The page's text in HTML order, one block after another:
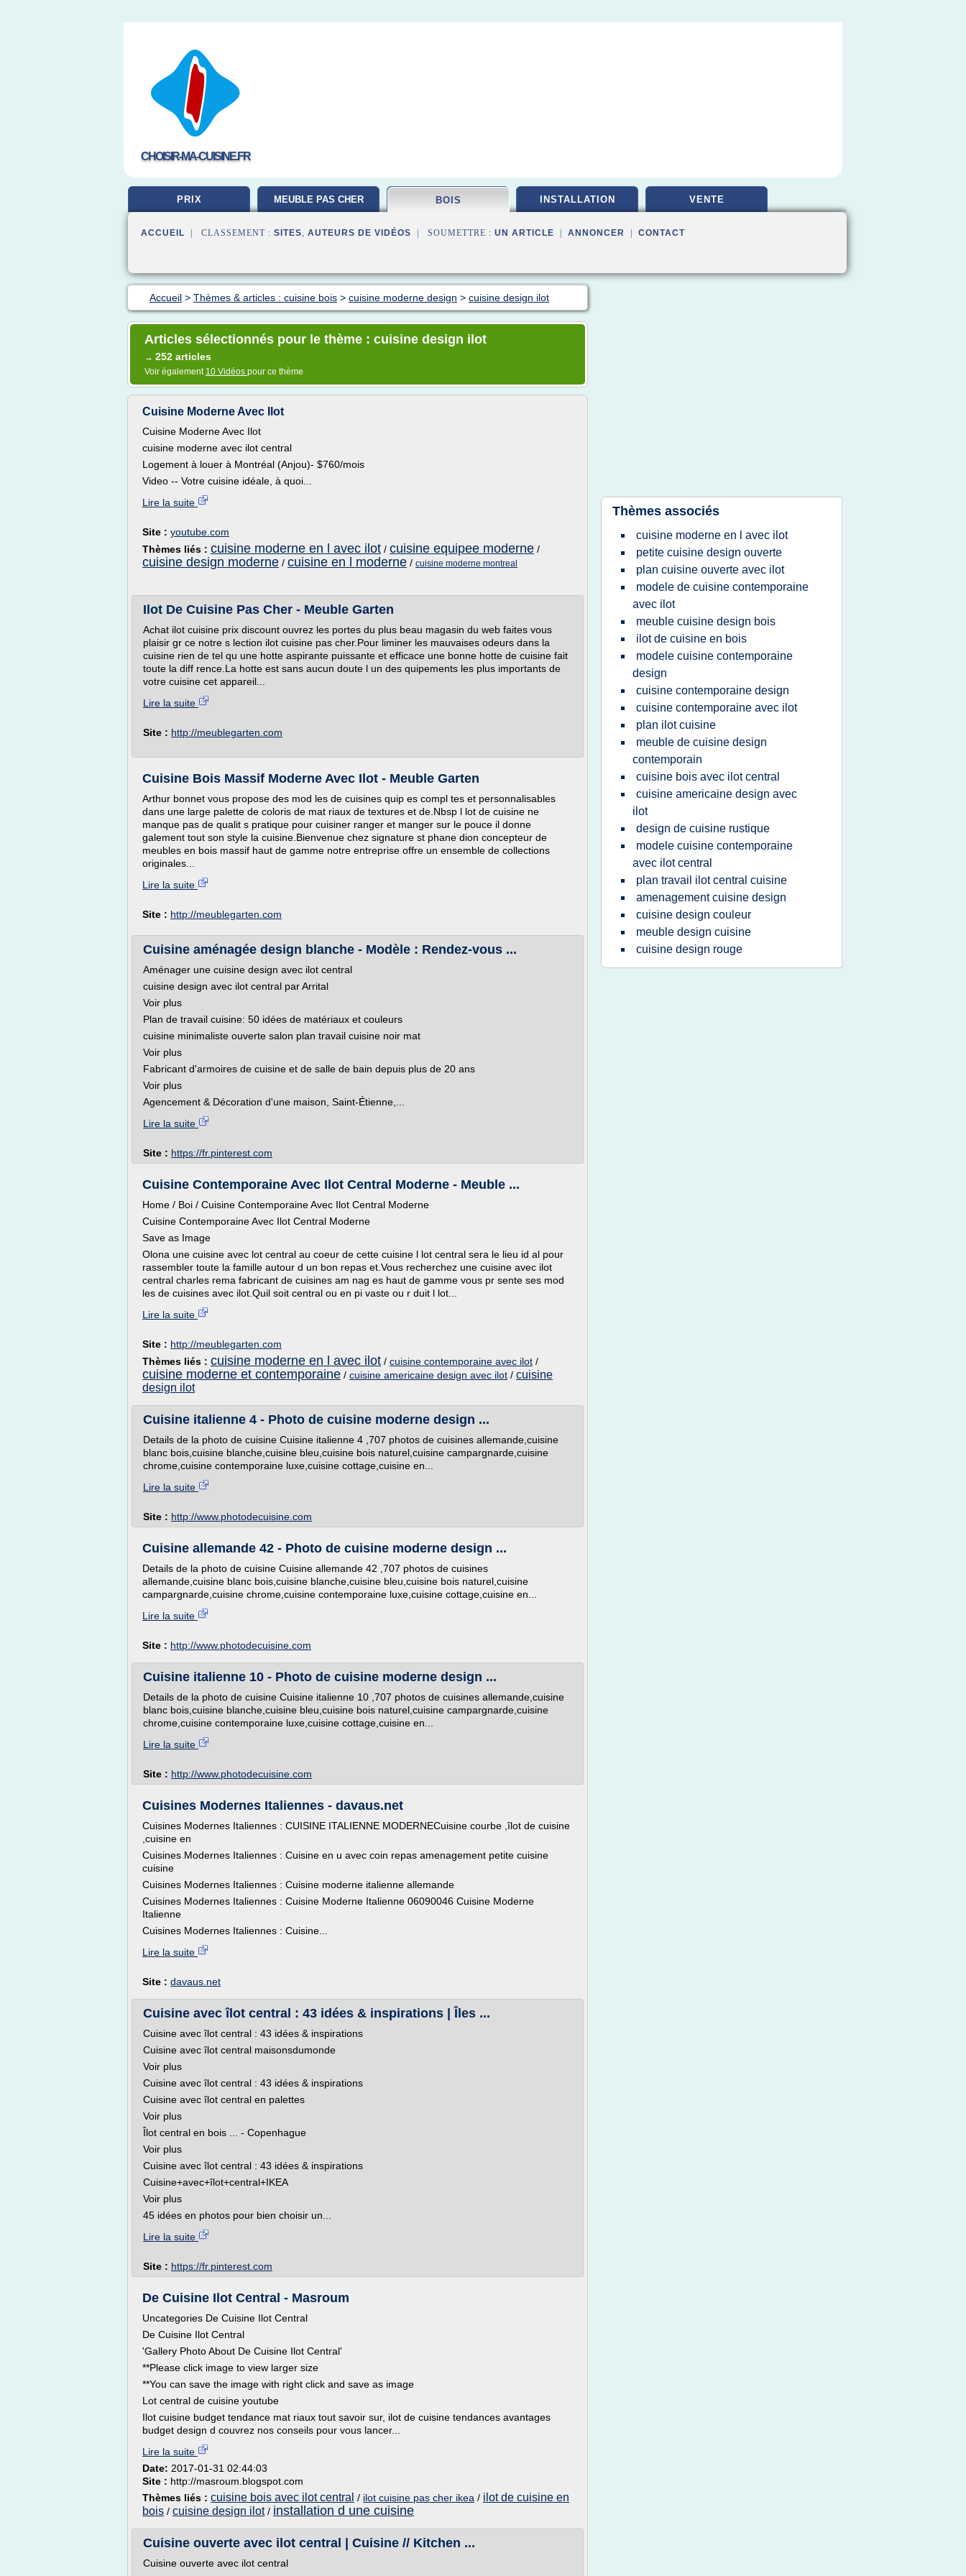
CHOISIR-MA-CUISINE.FR
PRIX MEUBLE PAS CHER BOIS INSTALLATION VENTE
ACCUEIL | CLASSEMENT : SITES, AUTEURS DE VIDÉOS | SOUMETTRE : UN ARTICLE ANNONCER CONTACT
Accueil > Thèmes & articles : cuisine bois > cuisine moderne design > cuisine design ilot
Articles sélectionnés pour le thème : cuisine design ilot
→ 252 articles
Voir également 10 Vidéos pour ce thème
Cuisine Moderne Avec Ilot
Cuisine Moderne Avec Ilot
cuisine moderne avec ilot central
Logement à louer à Montréal (Anjou)- $760/mois
Video -- Votre cuisine idéale, à quoi...
Lire la suite
Site : youtube.com
Thèmes liés : cuisine moderne en l avec ilot / cuisine equipee moderne /
cuisine design moderne / cuisine en l moderne / cuisine moderne montreal
Ilot De Cuisine Pas Cher - Meuble Garten
Achat ilot cuisine prix discount ouvrez les portes du plus beau magasin du web faites vous
plaisir gr ce notre s lection ilot cuisine pas cher.Pour liminer les mauvaises odeurs dans la
cuisine rien de tel qu une hotte aspirante puissante et efficace une bonne hotte de cuisine fait
toute la diff rence.La hotte est sans aucun doute l un des quipements les plus importants de
votre cuisine cet appareil...
Lire la suite
Site : http://meublegarten.com
Cuisine Bois Massif Moderne Avec Ilot - Meuble Garten
Arthur bonnet vous propose des mod les de cuisines quip es compl tes et personnalisables
dans une large palette de coloris de mat riaux de textures et de.Nbsp l lot de cuisine ne
manque pas de qualit s pratique pour cuisiner ranger et manger sur le pouce il donne
galement tout son style la cuisine.Bienvenue chez signature st phane dion concepteur de
meubles en bois massif haut de gamme notre entreprise offre un ensemble de collections
originales...
Lire la suite
Site : http://meublegarten.com
Cuisine aménagée design blanche - Modèle : Rendez-vous ...
Aménager une cuisine design avec ilot central
cuisine design avec ilot central par Arrital
Voir plus
Plan de travail cuisine: 50 idées de matériaux et couleurs
cuisine minimaliste ouverte salon plan travail cuisine noir mat
Voir plus
Fabricant d'armoires de cuisine et de salle de bain depuis plus de 20 ans
Voir plus
Agencement & Décoration d'une maison, Saint-Étienne,...
Lire la suite
Site : https://fr.pinterest.com
Cuisine Contemporaine Avec Ilot Central Moderne - Meuble ...
Home / Boi / Cuisine Contemporaine Avec Ilot Central Moderne
Cuisine Contemporaine Avec Ilot Central Moderne
Save as Image
Olona une cuisine avec lot central au coeur de cette cuisine l lot central sera le lieu id al pour
rassembler toute la famille autour d un bon repas et.Vous recherchez une cuisine avec ilot
central charles rema fabricant de cuisines am nag es haut de gamme vous pr sente ses mod
les de cuisines avec ilot.Quil soit central ou en pi vaste ou r duit l lot...
Lire la suite
Site : http://meublegarten.com
Thèmes liés : cuisine moderne en l avec ilot / cuisine contemporaine avec ilot /
cuisine moderne et contemporaine / cuisine americaine design avec ilot / cuisine
design ilot
Cuisine italienne 4 - Photo de cuisine moderne design ...
Details de la photo de cuisine Cuisine italienne 4 ,707 photos de cuisines allemande,cuisine
blanc bois,cuisine blanche,cuisine bleu,cuisine bois naturel,cuisine campargnarde,cuisine
chrome,cuisine contemporaine luxe,cuisine cottage,cuisine en...
Lire la suite
Site : http://www.photodecuisine.com
Cuisine allemande 42 - Photo de cuisine moderne design ...
Details de la photo de cuisine Cuisine allemande 42 ,707 photos de cuisines
allemande,cuisine blanc bois,cuisine blanche,cuisine bleu,cuisine bois naturel,cuisine
campargnarde,cuisine chrome,cuisine contemporaine luxe,cuisine cottage,cuisine en...
Lire la suite
Site : http://www.photodecuisine.com
Cuisine italienne 10 - Photo de cuisine moderne design ...
Details de la photo de cuisine Cuisine italienne 10 ,707 photos de cuisines allemande,cuisine
blanc bois,cuisine blanche,cuisine bleu,cuisine bois naturel,cuisine campargnarde,cuisine
chrome,cuisine contemporaine luxe,cuisine cottage,cuisine en...
Lire la suite
Site : http://www.photodecuisine.com
Cuisines Modernes Italiennes - davaus.net
Cuisines Modernes Italiennes : CUISINE ITALIENNE MODERNECuisine courbe ,îlot de cuisine
,cuisine en
Cuisines Modernes Italiennes : Cuisine en u avec coin repas amenagement petite cuisine
cuisine
Cuisines Modernes Italiennes : Cuisine moderne italienne allemande
Cuisines Modernes Italiennes : Cuisine Moderne Italienne 06090046 Cuisine Moderne
Italienne
Cuisines Modernes Italiennes : Cuisine...
Lire la suite
Site : davaus.net
Cuisine avec îlot central : 43 idées & inspirations | Îles ...
Cuisine avec îlot central : 43 idées & inspirations
Cuisine avec îlot central maisonsdumonde
Voir plus
Cuisine avec îlot central : 43 idées & inspirations
Cuisine avec îlot central en palettes
Voir plus
Îlot central en bois ... - Copenhague
Voir plus
Cuisine avec îlot central : 43 idées & inspirations
Cuisine+avec+îlot+central+IKEA
Voir plus
45 idées en photos pour bien choisir un...
Lire la suite
Site : https://fr.pinterest.com
De Cuisine Ilot Central - Masroum
Uncategories De Cuisine Ilot Central
De Cuisine Ilot Central
'Gallery Photo About De Cuisine Ilot Central'
**Please click image to view larger size
**You can save the image with right click and save as image
Lot central de cuisine youtube
Ilot cuisine budget tendance mat riaux tout savoir sur, ilot de cuisine tendances avantages
budget design d couvrez nos conseils pour vous lancer...
Lire la suite
Date: 2017-01-31 02:44:03
Site : http://masroum.blogspot.com
Thèmes liés : cuisine bois avec ilot central / ilot cuisine pas cher ikea / ilot de cuisine en
bois / cuisine design ilot/ installation d une cuisine
Cuisine ouverte avec ilot central | Cuisine // Kitchen ...
Cuisine ouverte avec ilot central
Thèmes associés
cuisine moderne en l avec ilot
petite cuisine design ouverte
plan cuisine ouverte avec ilot
modele de cuisine contemporaine
avec ilot
meuble cuisine design bois
ilot de cuisine en bois
modele cuisine contemporaine
design
cuisine contemporaine design
cuisine contemporaine avec ilot
plan ilot cuisine
meuble de cuisine design
contemporain
cuisine bois avec ilot central
cuisine americaine design avec
ilot
design de cuisine rustique
modele cuisine contemporaine
avec ilot central
plan travail ilot central cuisine
amenagement cuisine design
cuisine design couleur
meuble design cuisine
cuisine design rouge